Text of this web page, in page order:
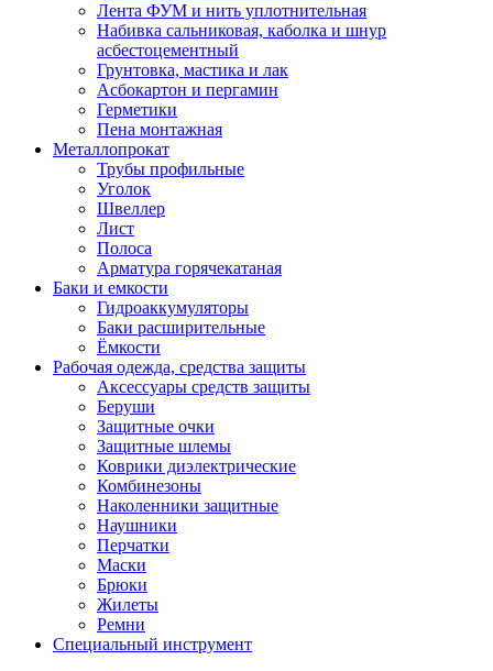
Лента ФУМ и нить уплотнительная
Набивка сальниковая, каболка и шнур
асбестоцементный
Грунтовка, мастика и лак
Асбокартон и пергамин
Герметики
Пена монтажная
Металлопрокат
Трубы профильные
Уголок
Швеллер
Лист
Полоса
Арматура горячекатаная
Баки и емкости
Гидроаккумуляторы
Баки расширительные
Ёмкости
Рабочая одежда, средства защиты
Аксессуары средств защиты
Беруши
Защитные очки
Защитные шлемы
Коврики диэлектрические
Комбинезоны
Наколенники защитные
Наушники
Перчатки
Маски
Брюки
Жилеты
Ремни
Специальный инструмент